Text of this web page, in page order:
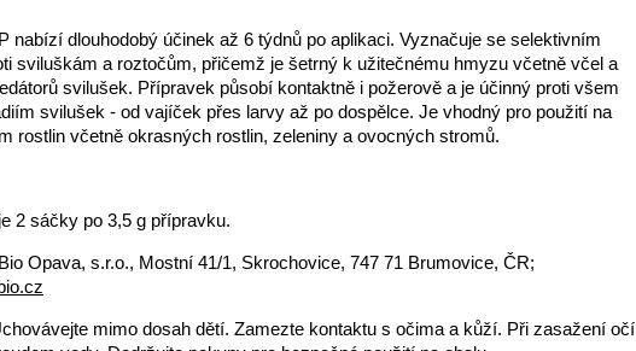
nabízí dlouhodobý účinek až 6 týdnů po aplikaci. Vyznačuje se selektivním
sviluškám a roztočům, přičemž je šetrný k užitečnému hmyzu včetně včel a
svilušek. Přípravek působí kontaktně i požerově a je účinný proti všem
svilušek - od vajíček přes larvy až po dospělce. Je vhodný pro použití na
rostlin včetně okrasných rostlin, zeleniny a ovocných stromů.
2 sáčky po 3,5 g přípravku.
Opava, s.r.o., Mostní 41/1, Skrochovice, 747 71 Brumovice, ČR;
mimo dosah dětí. Zamezte kontaktu s očima a kůží. Při zasažení očí